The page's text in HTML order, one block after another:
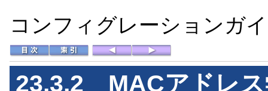
コンフィグレーションガ
23.3.2 MACアドレス